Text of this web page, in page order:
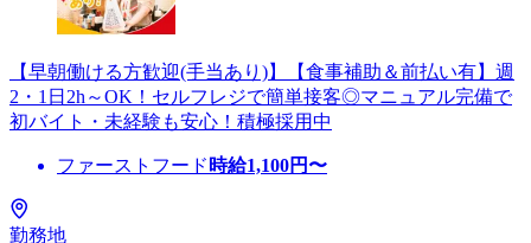
【早朝働ける方歓迎(手当あり)】【食事補助＆前払い有】週
2・1日2h～OK！セルフレジで簡単接客◎マニュアル完備で
初バイト・未経験も安心！積極採用中
ファーストフード 時給1,100円〜
勤務地